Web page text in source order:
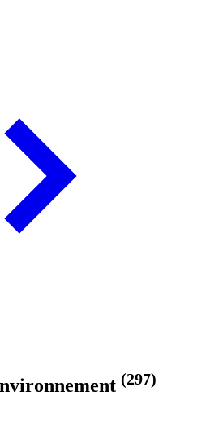
(297)